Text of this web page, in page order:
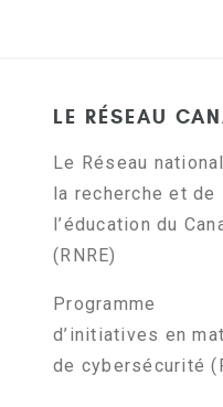
LE RÉSEAU
Le Réseau
la recherche et de
l’éducation du
(RNRE)
Programme
d’initiatives en
de cybersécurité